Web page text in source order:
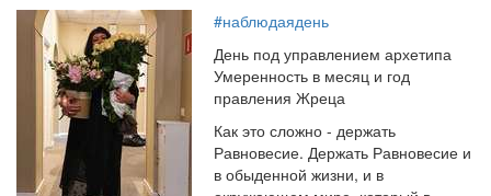
#наблюдаядень
День под управлением архетипа
Умеренность в месяц и год
правления Жреца
Как это сложно - держать
Равновесие. Держать Равновесие и
в обыденной жизни, и в